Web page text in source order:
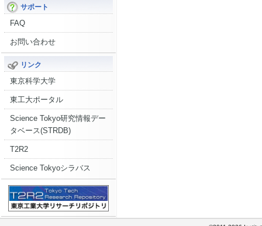
サポート
FAQ
お問い合わせ
リンク
東京科学大学
東工大ポータル
Science Tokyo研究情報デー
タベース(STRDB)
T2R2
Science Tokyoシラバス